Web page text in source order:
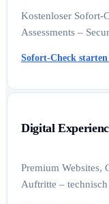
Kostenloser Sofort-
Assessments –
Sofort-Check starten
Digital
Premium Websites,
Auftritte –